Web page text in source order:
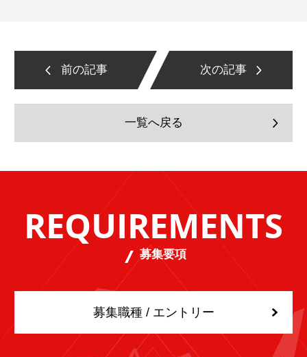
前の記事 次の記事
一覧へ戻る
REQUIREMENTS
募集要項
募集職種 / エントリー